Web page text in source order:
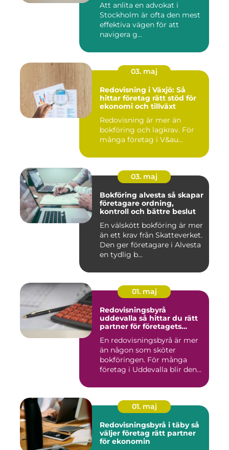
Att anlita en advokat i
Stockholm är ofta den mest
effektiva vägen för att
navigera g...
03. maj
Redovisning i Växjö: Så
hittar företag rätt stöd för
ekonomi och tillväxt
Redovisning är mer än
bokföring och lagkrav. För
många företag i V&au...
03. maj
Bokföring alvesta så skapar
företagare ordning,
kontroll och bättre beslut
En välskött bokföring är mer
än ett krav från Skatteverket.
Den ger företagare i Alvesta
en tydlig b...
01. maj
Redovisningsbyrå
uddevalla så hittar du rätt
partner för företagets
En redovisningsbyrå är mer
än någon som sköter
bokföringen. För många
företag i Uddevalla blir den
01. maj
Redovisningsbyrå i täby så
väljer företag rätt partner
för ekonomin